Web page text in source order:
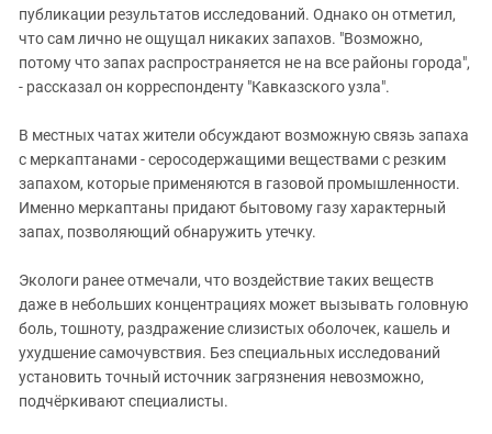
публикации результатов исследований. Однако он отметил,
что сам лично не ощущал никаких запахов. "Возможно,
потому что запах распространяется не на все районы города",
- рассказал он корреспонденту "Кавказского узла".
В местных чатах жители обсуждают возможную связь запаха
с меркаптанами - серосодержащими веществами с резким
запахом, которые применяются в газовой промышленности.
Именно меркаптаны придают бытовому газу характерный
запах, позволяющий обнаружить утечку.
Экологи ранее отмечали, что воздействие таких веществ
даже в небольших концентрациях может вызывать головную
боль, тошноту, раздражение слизистых оболочек, кашель и
ухудшение самочувствия. Без специальных исследований
установить точный источник загрязнения невозможно,
подчёркивают специалисты.